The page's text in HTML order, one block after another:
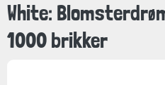
White:
1000 brikker